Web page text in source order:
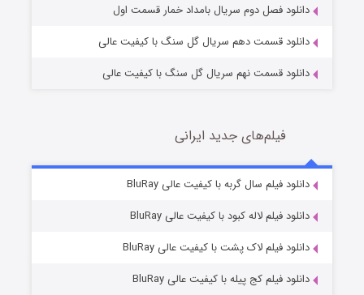
قسمت7 (زیرنویس) منتشر شد
دانلود فصل دوم سریال بامداد خمار قسمت اول
دانلود قسمت دهم سریال گل سنگ با کیفیت عالی
دانلود قسمت نهم سریال گل سنگ با کیفیت عالی
فیلم‌های جدید ایرانی
دانلود فیلم سال گربه با کیفیت عالی BluRay
دانلود فیلم لاله کبود با کیفیت عالی BluRay
دانلود فیلم لاک پشت با کیفیت عالی BluRay
دانلود فیلم کج‌ پیله با کیفیت عالی BluRay